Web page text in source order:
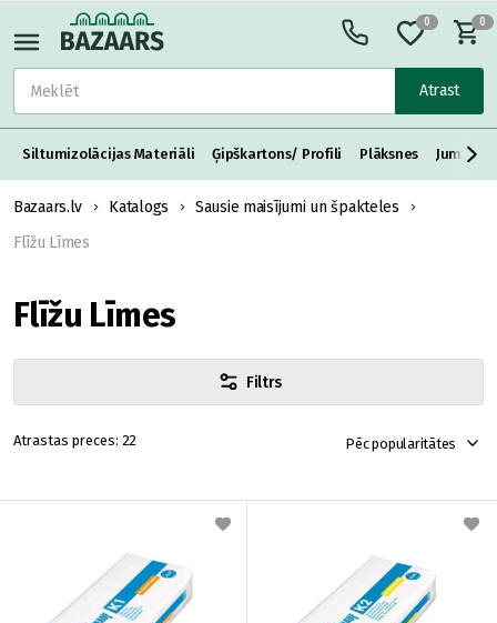
Atrast
0 0
Siltumizolācijas Materiāli Ģipškartons/ Profili Plāksnes Jumta
Bazaars.lv Katalogs
Sausie maisījumi un špakteles
Flīžu Līmes
Flīžu Līmes
Filtrs
22 Pēc popularitātes